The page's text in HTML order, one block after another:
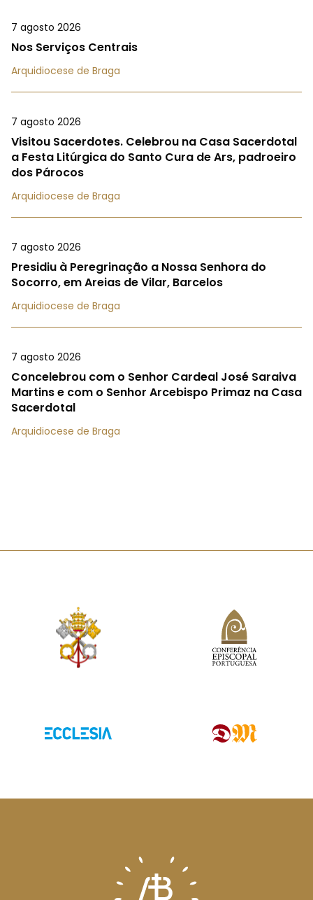
7 agosto 2026
Nos Serviços Centrais
Arquidiocese de Braga
7 agosto 2026
Visitou Sacerdotes. Celebrou na Casa Sacerdotal
a Festa Litúrgica do Santo Cura de Ars, padroeiro
dos Párocos
Arquidiocese de Braga
7 agosto 2026
Presidiu à Peregrinação a Nossa Senhora do
Socorro, em Areias de Vilar, Barcelos
Arquidiocese de Braga
7 agosto 2026
Concelebrou com o Senhor Cardeal José Saraiva
Martins e com o Senhor Arcebispo Primaz na Casa
Sacerdotal
Arquidiocese de Braga